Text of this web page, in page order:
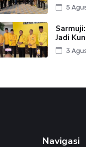
5
Jadi
3
Navigasi